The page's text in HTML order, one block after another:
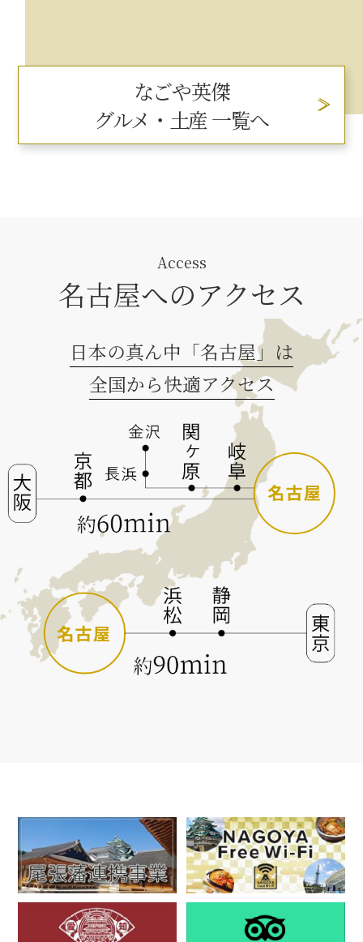
なごや英傑
グルメ・土産 一覧へ
Access
名古屋へのアクセス
日本の真ん中「名古屋」は
全国から快適アクセス